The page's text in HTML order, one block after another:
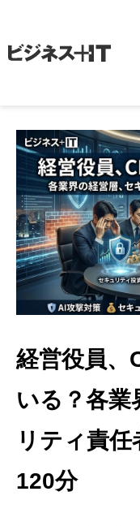
BITの強み
セミナー集客がしたい
リード収集がしたい
アンケート調査がしたい
媒体資料ダウンロード
企画資料ダウンロード
活用事例
ブログ
経営役員、
いる？各業
リティ責
120分